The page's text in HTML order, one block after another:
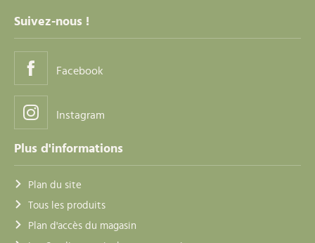
Suivez-nous !
Facebook
Instagram
Plus d'informations
Plan du site
Tous les produits
Plan d'accès du magasin